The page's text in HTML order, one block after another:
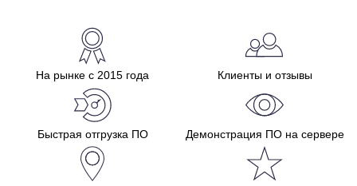
На рынке с 2015 года Клиенты и отзывы
Быстрая отгрузка ПО Демонстрация ПО на сервере